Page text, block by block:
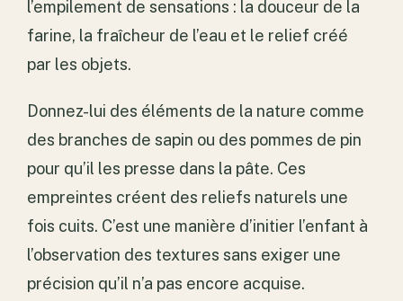
l’empilement de sensations : la douceur de la
farine, la fraîcheur de l’eau et le relief créé
par les objets.
Donnez-lui des éléments de la nature comme
des branches de sapin ou des pommes de pin
pour qu’il les presse dans la pâte. Ces
empreintes créent des reliefs naturels une
fois cuits. C’est une manière d’initier l’enfant à
l’observation des textures sans exiger une
précision qu’il n’a pas encore acquise.